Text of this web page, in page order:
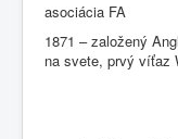
asociácia FA
1871 – založený
na svete, prvý víťaz